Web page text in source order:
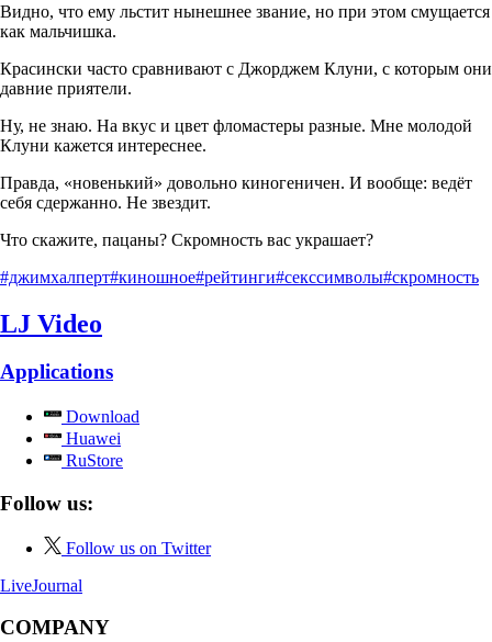
Видно, что ему льстит нынешнее звание, но при этом смущается
как мальчишка.
Красински часто сравнивают с Джорджем Клуни, с которым они
давние приятели.
Ну, не знаю. На вкус и цвет фломастеры разные. Мне молодой
Клуни кажется интереснее.
Правда, «новенький» довольно киногеничен. И вообще: ведёт
себя сдержанно. Не звездит.
Что скажите, пацаны? Скромность вас украшает?
#джимхалперт#киношное#рейтинги#секссимволы#скромность
LJ Video
Applications
Download
Huawei
RuStore
Follow us:
Follow us on Twitter
LiveJournal
COMPANY